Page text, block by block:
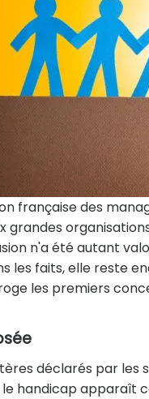
française des
grandes
n'a été autant
les faits, elle reste
les premiers
déclarés par les
handicap apparaît